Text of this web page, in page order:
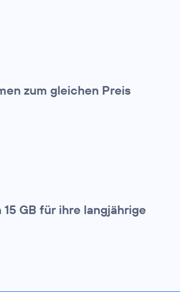
zum gleichen Preis
GB für ihre langjährige